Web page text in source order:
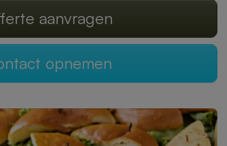
aanvragen
opnemen